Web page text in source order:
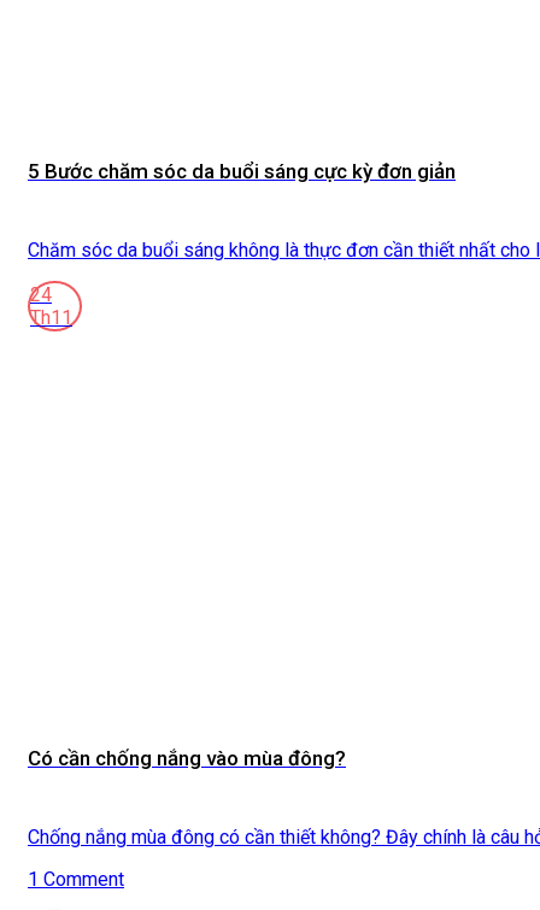
5 Bước chăm sóc da buổi sáng cực kỳ đơn giản
Chăm sóc da buổi sáng không là thực đơn cần thiết nhất cho
24
Th11
Có cần chống nắng vào mùa đông?
Chống nắng mùa đông có cần thiết không? Đây chính là câu
1 Comment